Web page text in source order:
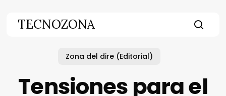
TECNOZONA
Zona del dire (Editorial)
Tensiones para el